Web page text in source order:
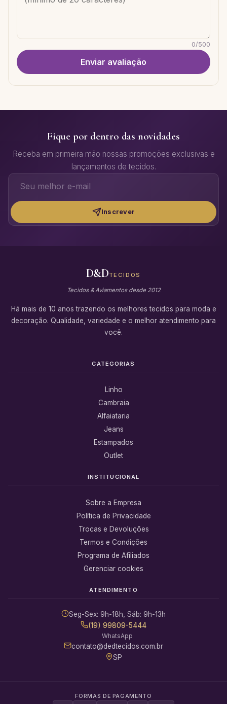
0/500
Enviar avaliação
Fique por dentro das novidades
Receba em primeira mão nossas promoções exclusivas e
lançamentos de tecidos.
Inscrever
D&DTECIDOS
Tecidos & Aviamentos desde 2012
Há mais de 10 anos trazendo os melhores tecidos para moda e
decoração. Qualidade, variedade e o melhor atendimento para
você.
CATEGORIAS
Linho
Cambraia
Alfaiataria
Jeans
Estampados
Outlet
INSTITUCIONAL
Sobre a Empresa
Política de Privacidade
Trocas e Devoluções
Termos e Condições
Programa de Afiliados
Gerenciar cookies
ATENDIMENTO
Seg-Sex: 9h-18h, Sáb: 9h-13h
(19) 99809-5444
WhatsApp
contato@dedtecidos.com.br
SP
FORMAS DE PAGAMENTO